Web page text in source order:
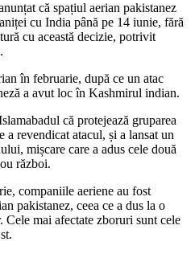
că spațiul aerian pakistanez
cu India până pe 14 iunie, fără
cu această decizie, potrivit
în februarie, după ce un atac
a avut loc în Kashmirul indian.
că protejează gruparea
a revendicat atacul, și a lansat un
mișcare care a adus cele două
război.
companiile aeriene au fost
pakistanez, ceea ce a dus la o
Cele mai afectate zboruri sunt cele